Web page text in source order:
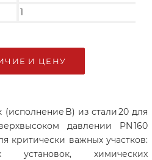
1
И ЦЕНУ
B) из стали 20 для
давлении PN 160
критически важных участков:
установок, химических